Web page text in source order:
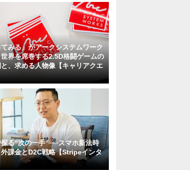
てみる」がアークシステムワーク
界を席巻する2.5D格闘ゲームの
、求める人物像【キャリアクエ
る“次の一手”──スマホ新法時
課金とD2C戦略【Stripeインタ